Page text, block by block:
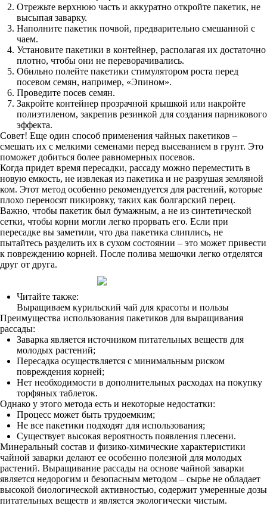
Отрежьте верхнюю часть и аккуратно откройте пакетик, не
высыпая заварку.
Наполните пакетик почвой, предварительно смешанной с
чаем.
Установите пакетики в контейнер, располагая их достаточно
плотно, чтобы они не переворачивались.
Обильно полейте пакетики стимулятором роста перед
посевом семян, например, «Эпином».
Проведите посев семян.
Закройте контейнер прозрачной крышкой или накройте
полиэтиленом, закрепив резинкой для создания парникового
эффекта.
Совет! Еще один способ применения чайных пакетиков –
смешать их с мелкими семенами перед высеванием в грунт. Это
поможет добиться более равномерных посевов.
Когда придет время пересадки, рассаду можно переместить в
новую емкость, не извлекая из пакетика и не разрушая земляной
ком. Этот метод особенно рекомендуется для растений, которые
плохо переносят пикировку, таких как болгарский перец.
Важно, чтобы пакетик был бумажным, а не из синтетической
сетки, чтобы корни могли легко прорвать его. Если при
пересадке вы заметили, что два пакетика слиплись, не
пытайтесь разделить их в сухом состоянии – это может привести
к повреждению корней. После полива мешочки легко отделятся
друг от друга.
Читайте также:
Выращиваем курильский чай для красоты и пользы
Преимущества использования пакетиков для выращивания
рассады:
Заварка является источником питательных веществ для
молодых растений;
Пересадка осуществляется с минимальным риском
повреждения корней;
Нет необходимости в дополнительных расходах на покупку
торфяных таблеток.
Однако у этого метода есть и некоторые недостатки:
Процесс может быть трудоемким;
Не все пакетики подходят для использования;
Существует высокая вероятность появления плесени.
Минеральный состав и физико-химические характеристики
чайной заварки делают ее особенно полезной для молодых
растений. Выращивание рассады на основе чайной заварки
является недорогим и безопасным методом – сырье не обладает
высокой биологической активностью, содержит умеренные дозы
питательных веществ и является экологически чистым.